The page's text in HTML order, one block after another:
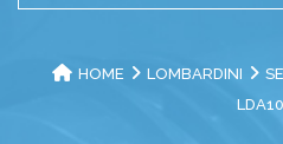
HOME LOMBARDINI